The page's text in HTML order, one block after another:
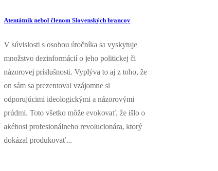
Atentátnik nebol členom Slovenských brancov
V súvislosti s osobou útočníka sa vyskytuje
množstvo dezinformácií o jeho politickej či
názorovej príslušnosti. Vyplýva to aj z toho, že
on sám sa prezentoval vzájomne si
odporujúcimi ideologickými a názorovými
prúdmi. Toto všetko môže evokovať, že išlo o
akéhosi profesionálneho revolucionára, ktorý
dokázal produkovať...